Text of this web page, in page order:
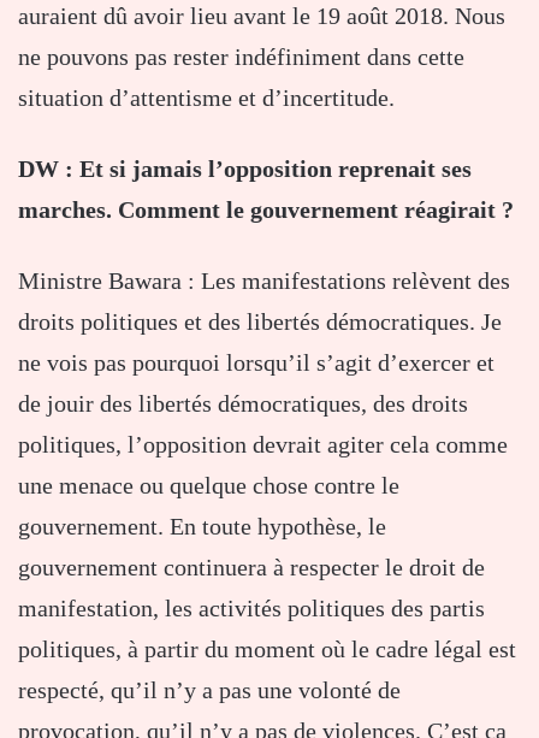
auraient dû avoir lieu avant le 19 août 2018. Nous
ne pouvons pas rester indéfiniment dans cette
situation d’attentisme et d’incertitude.
DW : Et si jamais l’opposition reprenait ses
marches. Comment le gouvernement réagirait ?
Ministre Bawara : Les manifestations relèvent des
droits politiques et des libertés démocratiques. Je
ne vois pas pourquoi lorsqu’il s’agit d’exercer et
de jouir des libertés démocratiques, des droits
politiques, l’opposition devrait agiter cela comme
une menace ou quelque chose contre le
gouvernement. En toute hypothèse, le
gouvernement continuera à respecter le droit de
manifestation, les activités politiques des partis
politiques, à partir du moment où le cadre légal est
respecté, qu’il n’y a pas une volonté de
provocation, qu’il n’y a pas de violences. C’est ça